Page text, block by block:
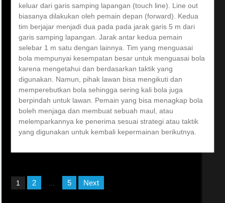
keluar dari garis samping lapangan (touch line). Line out
biasanya dilakukan oleh pemain depan (forward). Kedua
tim berjajar menjadi dua pada pada jarak garis 5 m dari
garis samping lapangan. Jarak antar kedua pemain
selebar 1 m satu dengan lainnya. Tim yang menguasai
bola mempunyai kesempatan besar untuk menguasai bola
karena mengetahui dan berdasarkan taktik yang
digunakan. Namun, pihak lawan bisa mengikuti dan
memperebutkan bola sehingga sering kali bola juga
berpindah untuk lawan. Pemain yang bisa menagkap bola
boleh menjaga dan membuat sebuah maul, atau
melemparkannya ke penerima sesuai strategi atau taktik
yang digunakan untuk kembali kepermainan berikutnya.
Posts
pagination
1 2 5 Next